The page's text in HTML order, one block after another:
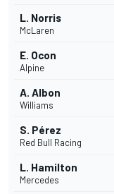
L. Norris
McLaren
E. Ocon
Alpine
A. Albon
Williams
S. Pérez
Red Bull Racing
L. Hamilton
Mercedes